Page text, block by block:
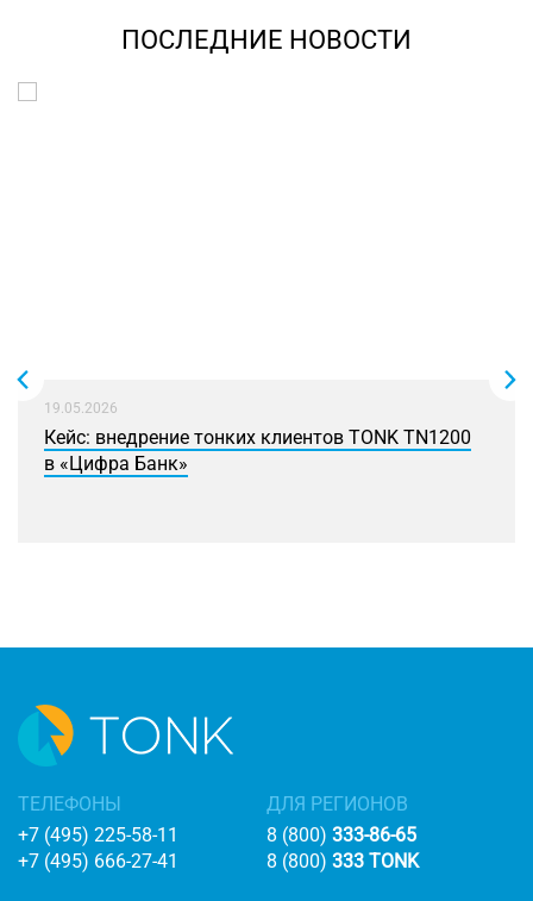
ПОСЛЕДНИЕ НОВОСТИ
19.05.2026
Кейс: внедрение тонких клиентов TONK TN1200
в «Цифра Банк»
ТЕЛЕФОНЫ
+7 (495) 225-58-11
+7 (495) 666-27-41
ДЛЯ РЕГИОНОВ
8 (800) 333-86-65
8 (800) 333 TONK